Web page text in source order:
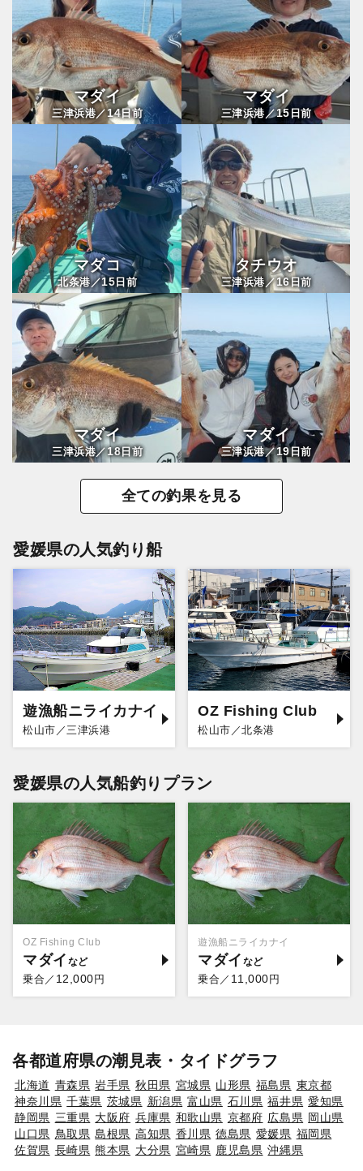
マダイ
三津浜港／14日前
マダイ
三津浜港／15 日前
マダコ
北条港／15日前
タチウオ
三津浜港／16日前
マダイ
三津浜港／18日前
マダイ
三津浜港／19日前
全ての釣果を見る
愛媛県の人気釣り船
遊漁船ニライカナイ
松山市／三津浜港
OZ Fishing Club
松山市／北条港
愛媛県の人気船釣りプラン
OZ Fishing Club
マダイ
乗合／ 12,000円
遊漁船ニライカナイ
マダイ
乗合／ 11,000円
各都道府県の潮見表・タイドグラフ
北海道 青森県 岩手県 秋田県 宮城県 山形県 福島県 東京都
神奈川県 千葉県 茨城県 新潟県 富山県 石川県 福井県 愛知県
静岡県 三重県 大阪府 兵庫県 和歌山県 京都府 広島県 岡山県
山口県 鳥取県 島根県 高知県 香川県 徳島県 愛媛県 福岡県
佐賀県 長崎県 熊本県 大分県 宮崎県 鹿児島県 沖縄県